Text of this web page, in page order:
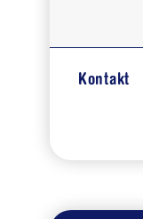
Kontakt